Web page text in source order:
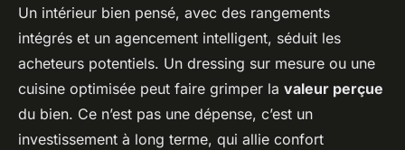
Un intérieur bien pensé, avec des rangements
intégrés et un agencement intelligent, séduit les
acheteurs potentiels. Un dressing sur mesure ou une
cuisine optimisée peut faire grimper la valeur perçue
du bien. Ce n’est pas une dépense, c’est un
investissement à long terme, qui allie confort